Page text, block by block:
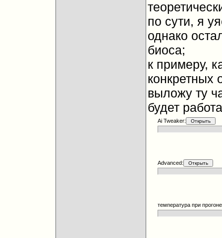
по сути, я
однако
биоса;
к примеру,
конкретных
выложу ту
будет
Ai Tweaker:
Advanced:
температура при